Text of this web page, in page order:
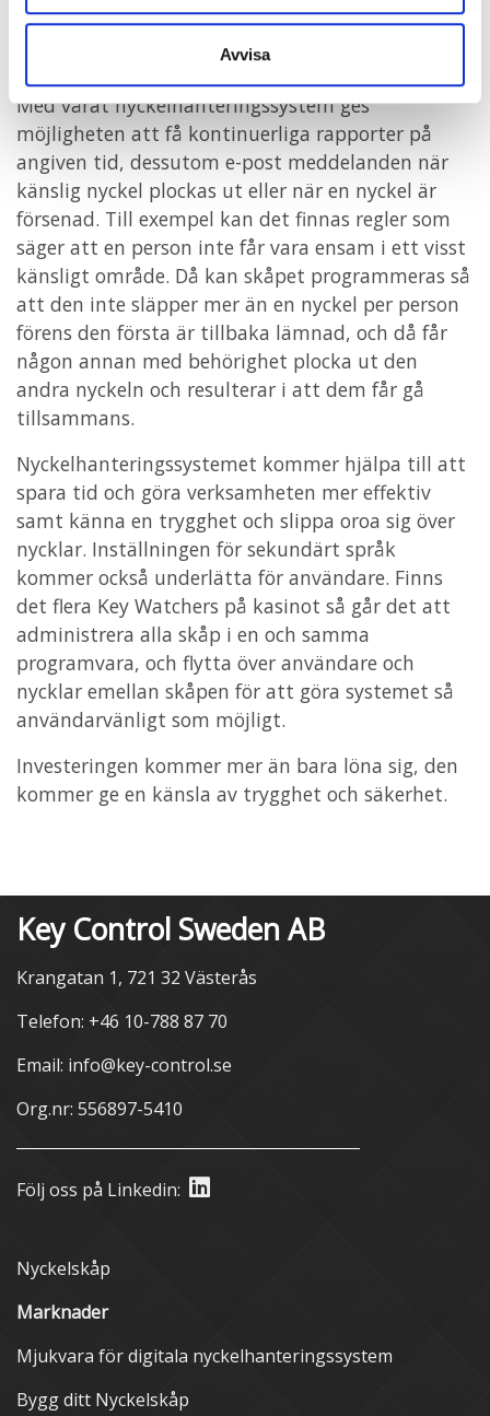
Avvisa
Med vårat nyckelhanteringssystem ges
möjligheten att få kontinuerliga rapporter på
angiven tid, dessutom e-post meddelanden när
känslig nyckel plockas ut eller när en nyckel är
försenad. Till exempel kan det finnas regler som
säger att en person inte får vara ensam i ett visst
känsligt område. Då kan skåpet programmeras så
att den inte släpper mer än en nyckel per person
förens den första är tillbaka lämnad, och då får
någon annan med behörighet plocka ut den
andra nyckeln och resulterar i att dem får gå
tillsammans.
Nyckelhanteringssystemet kommer hjälpa till att
spara tid och göra verksamheten mer effektiv
samt känna en trygghet och slippa oroa sig över
nycklar. Inställningen för sekundärt språk
kommer också underlätta för användare. Finns
det flera Key Watchers på kasinot så går det att
administrera alla skåp i en och samma
programvara, och flytta över användare och
nycklar emellan skåpen för att göra systemet så
användarvänligt som möjligt.
Investeringen kommer mer än bara löna sig, den
kommer ge en känsla av trygghet och säkerhet.
Key Control Sweden AB
Krangatan 1, 721 32 Västerås
Telefon: +46 10-788 87 70
Email: info@key-control.se
Org.nr: 556897-5410
Följ oss på Linkedin:
Nyckelskåp
Marknader
Mjukvara för digitala nyckelhanteringssystem
Bygg ditt Nyckelskåp